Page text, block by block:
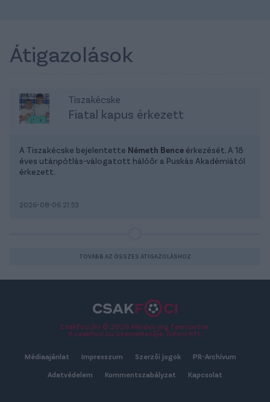
Átigazolások
Tiszakécske
Fiatal kapus érkezett
A Tiszakécske bejelentette Németh Bence érkezését. A 18
éves utánpótlás-válogatott hálóőr a Puskás Akadémiától
érkezett.
2026-08-06 21:53
TOVÁBB AZ ÖSSZES ÁTIGAZOLÁSHOZ
Csakfoci.hu © 2026 Minden jog fenntartva.
A csakfoci.hu üzemeltetője: DrFoci Kft.
Médiaajánlat Impresszum Szerzői jogok PR-Archívum
Adatvédelem Kommentszabályzat Kapcsolat